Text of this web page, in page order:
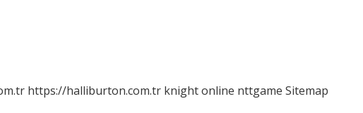
https://halliburton.com.tr knight online nttgame Sitemap